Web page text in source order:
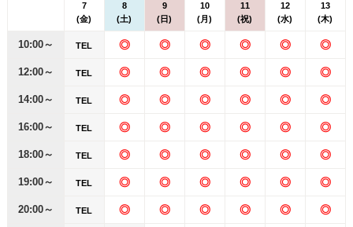
7
(金)
8
(土)
9
(日)
10
(月)
11
(祝)
12
(水)
13
(木)
10:00～ TEL ◎ ◎ ◎ ◎ ◎ ◎
12:00～ TEL ◎ ◎ ◎ ◎ ◎ ◎
14:00～ TEL ◎ ◎ ◎ ◎ ◎ ◎
16:00～ TEL ◎ ◎ ◎ ◎ ◎ ◎
18:00～ TEL ◎ ◎ ◎ ◎ ◎ ◎
19:00～ TEL ◎ ◎ ◎ ◎ ◎ ◎
20:00～ TEL ◎ ◎ ◎ ◎ ◎ ◎